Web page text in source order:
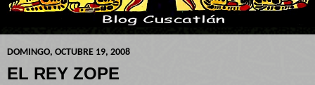
DOMINGO, OCTUBRE 19, 2008
EL REY ZOPE